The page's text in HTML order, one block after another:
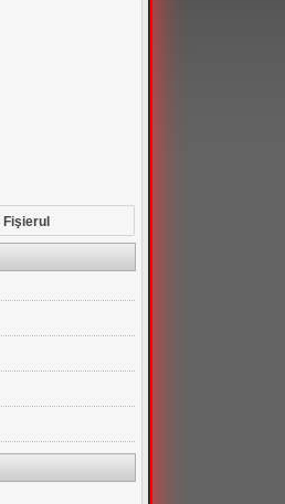
Fişierul